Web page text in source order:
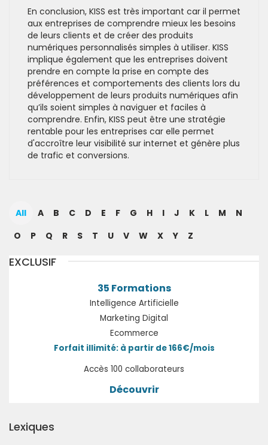
En conclusion, KISS est très important car il permet
aux entreprises de comprendre mieux les besoins
de leurs clients et de créer des produits
numériques personnalisés simples à utiliser. KISS
implique également que les entreprises doivent
prendre en compte la prise en compte des
préférences et comportements des clients lors du
développement de leurs produits numériques afin
qu’ils soient simples à naviguer et faciles à
comprendre. Enfin, KISS peut être une stratégie
rentable pour les entreprises car elle permet
d'accroître leur visibilité sur internet et génère plus
de trafic et conversions.
All A B C D E F G H I J K L M
N
O
P Q R S T U V W X Y Z
EXCLUSIF
35 Formations
Intelligence Artificielle
Marketing Digital
Ecommerce
Forfait illimité: à partir de 166€/mois
Accès 100 collaborateurs
Découvrir
Lexiques